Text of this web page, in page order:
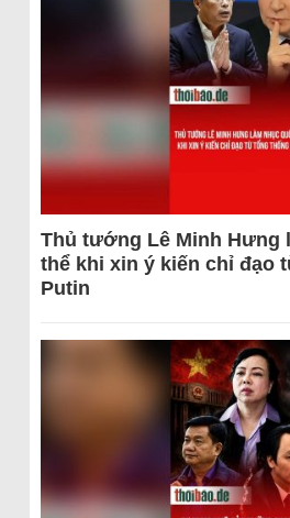
Thủ tướng Lê Minh Hưng
thể khi xin ý kiến chỉ đạo
Putin